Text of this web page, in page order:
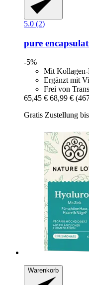
5.0 (2)
pure
-5%
Mit
Ergänzt mit
Frei von
65,45 € 68,99 €
Gratis Zustellung
Warenkorb